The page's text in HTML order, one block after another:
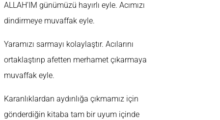
ALLAH’IM günümüzü hayırlı eyle. Acımızı
dindirmeye muvaffak eyle.
Yaramızı sarmayı kolaylaştır. Acılarını
ortaklaştırıp afetten merhamet çıkarmaya
muvaffak eyle.
Karanlıklardan aydınlığa çıkmamız için
gönderdiğin kitaba tam bir uyum içinde